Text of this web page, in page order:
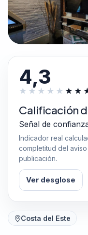
4,3
Calificación
Señal de
Indicador real
completitud del
publicación.
Ver desglose
Costa del Este